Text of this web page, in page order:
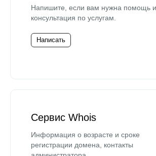
Напишите, если вам нужна помощь
консультация по услугам.
Написать
Сервис Whois
Информация о возрасте и сроке
регистрации домена, контакты